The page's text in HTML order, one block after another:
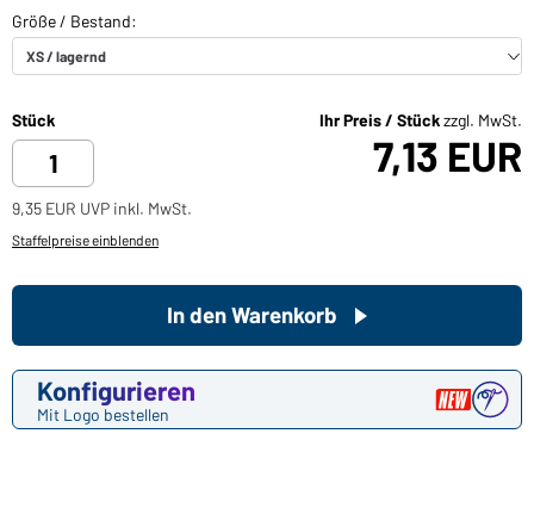
Stück Ihr Preis / Stückzzgl. MwSt.
7,13 EUR
9,35 EUR UVP inkl. MwSt.
Staffelpreise einblenden
Konfigurieren
Mit Logo bestellen
In den Warenkorb